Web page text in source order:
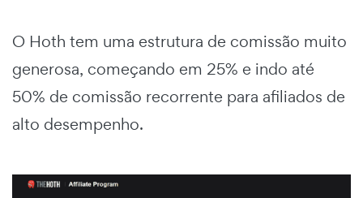
O Hoth tem uma estrutura de comissão muito
generosa, começando em 25% e indo até
50% de comissão recorrente para afiliados de
alto desempenho.